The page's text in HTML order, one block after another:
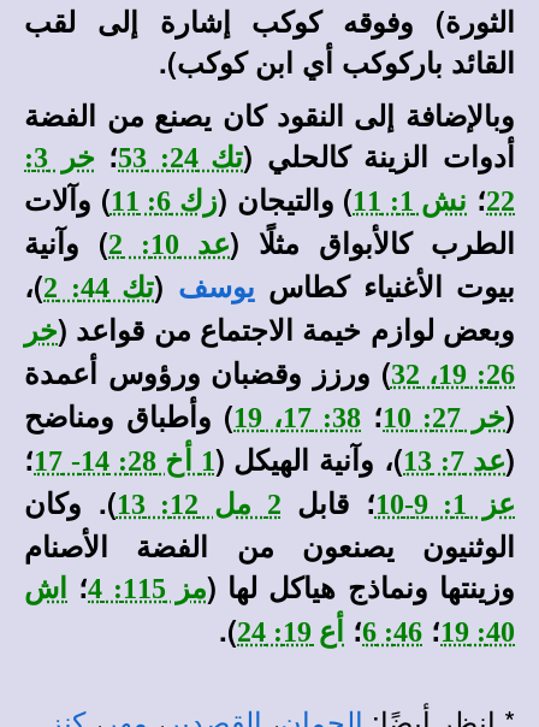
الثورة) وفوقه كوكب إشارة إلى لقب
القائد باركوكب أي ابن كوكب).
وبالإضافة إلى النقود كان يصنع من الفضة
أدوات الزينة كالحلي (تك 24: 53 ؛
خر 3:
22؛ نش 1: 11 ) والتيجان (زك 6: 11
) وآلات
الطرب كالأبواق مثلًا (عد 10: 2
) وآنية
بيوت الأغنياء كطاس يوسف (تك 44: 2
)،
وبعض لوازم خيمة الاجتماع من قواعد (خر
26: 19، 32
) ورزز وقضبان ورؤوس أعمدة
(خر 27: 10 ؛ 38: 17، 19
) وأطباق ومناضح
(عد 7: 13 )، وآنية الهيكل (1 أخ 28: 14- 17 ؛
عز 1: 9-10 ؛ قابل 2 مل 12: 13
). وكان
الوثنيون يصنعون من الفضة الأصنام
وزينتها ونماذج هياكل لها (مز 115: 4 ؛
اش
40: 19
؛ 46: 6 ؛ أع 19: 24 ).